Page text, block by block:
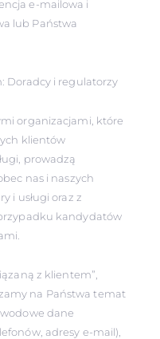
e-mailowa i
lub Państwa
Doradcy i regulatorzy
organizacjami, które
klientów
prowadzą
nas i naszych
i usługi oraz z
kandydatów
z klientem”,
na Państwa temat
dane
adresy e-mail),